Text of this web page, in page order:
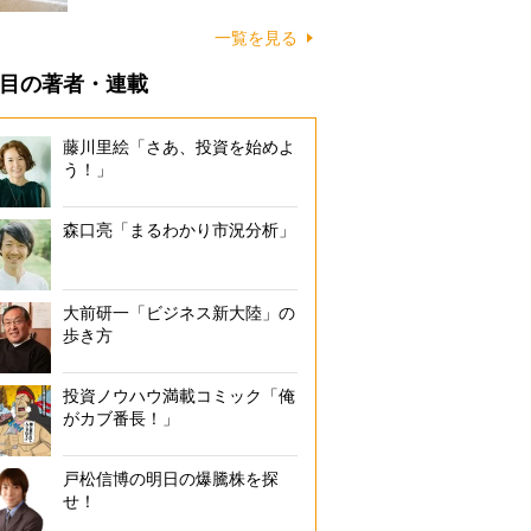
一覧を見る
の著者・連載
藤川里絵「さあ、投資を始めよ
う！」
森口亮「まるわかり市況分析」
大前研一「ビジネス新大陸」の
歩き方
投資ノウハウ満載コミック「俺
がカブ番長！」
戸松信博の明日の爆騰株を探
せ！